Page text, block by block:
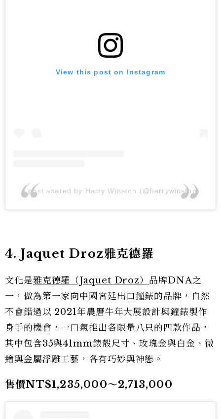
View this post on Instagram
A post shared by Harry Winston (@harrywinston)
4. Jaquet Droz雅克德羅
文化是雅克德羅（Jaquet Droz） 品牌DNA之
一，做為第一家向中國宮廷出口鐘錶的品牌，自然
不會錯過以 2021年農曆牛年大展設計與鐘錶製作
身手的機會，一口氣推出各限量八只的四款作品，
其中包含35與41mm錶殼尺寸、玫瑰金與白金、微
繪與金屬浮雕工藝，各有巧妙與神態。
售價NT$1,235,000～2,713,000